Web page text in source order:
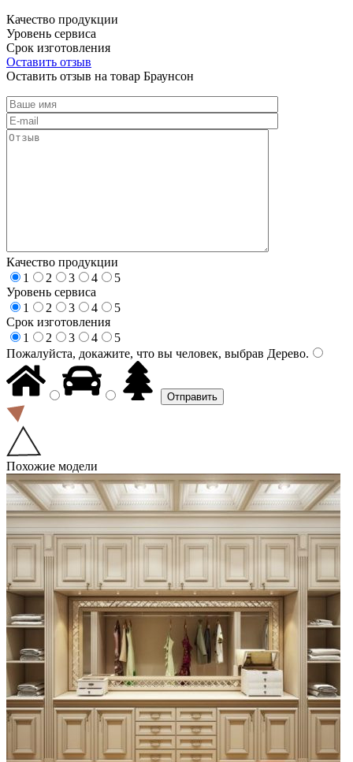
Качество продукции
Уровень сервиса
Срок изготовления
Оставить отзыв
Оставить отзыв на товар Браунсон
Качество продукции
1
2 3 4
5
Уровень сервиса
1
2 3 4
5
Срок изготовления
1
2 3 4
5
Пожалуйста, докажите, что вы человек, выбрав Дерево.
Похожие модели